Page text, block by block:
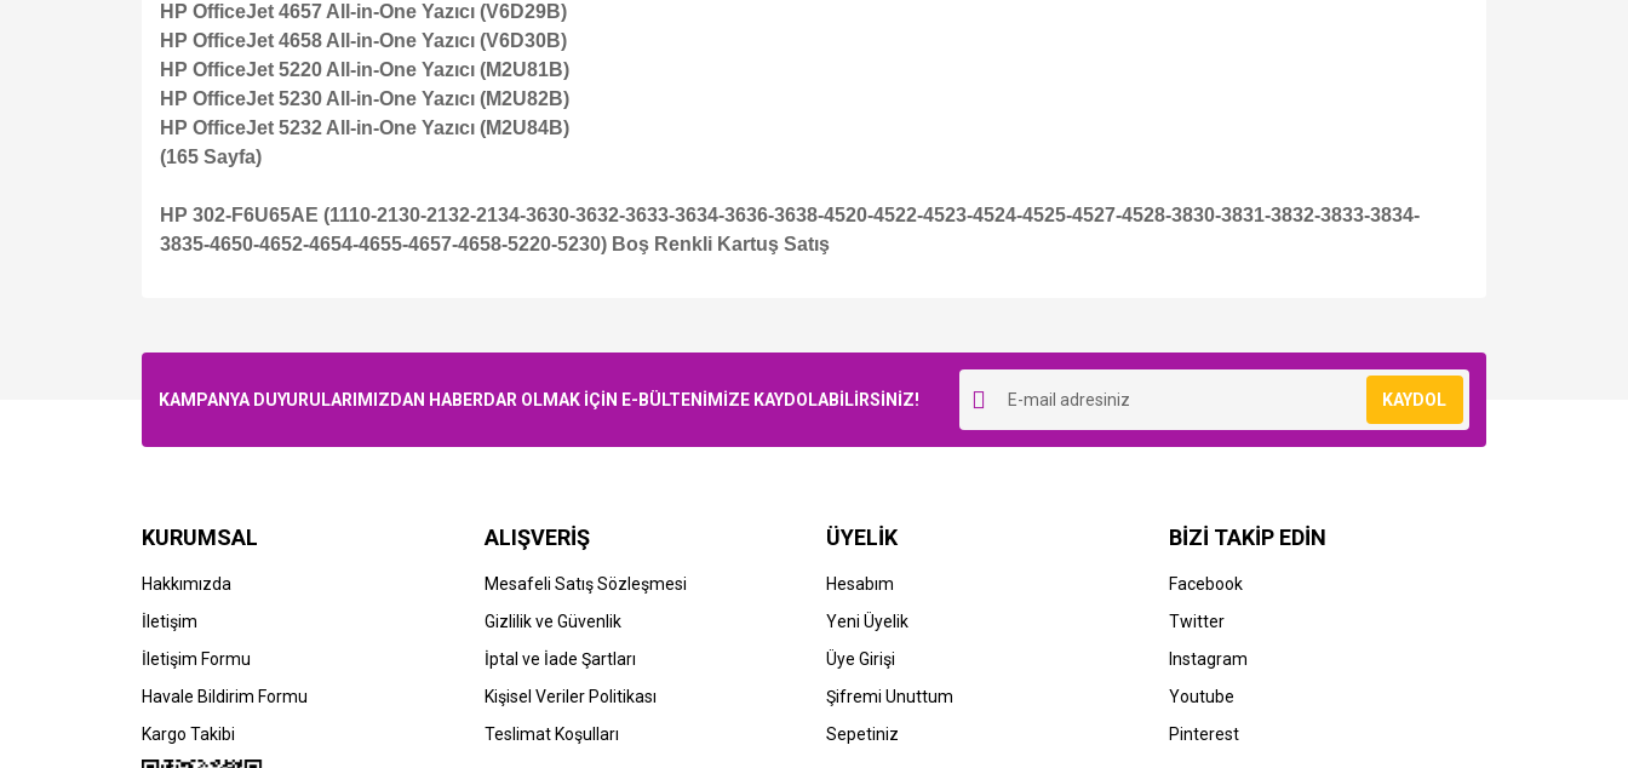
HP OfficeJet 4657 All-in-One Yazıcı (V6D29B)
HP OfficeJet 4658 All-in-One Yazıcı (V6D30B)
HP OfficeJet 5220 All-in-One Yazıcı (M2U81B)
HP OfficeJet 5230 All-in-One Yazıcı (M2U82B)
HP OfficeJet 5232 All-in-One Yazıcı (M2U84B)
(165 Sayfa)
HP 302-F6U65AE (1110-2130-2132-2134-3630-3632-3633-3634-3636-3638-4520-4522-4523-4524-4525-4527-4528-3830-3831-3832-3833-3834-
3835-4650-4652-4654-4655-4657-4658-5220-5230) Boş Renkli Kartuş Satış
KAMPANYA DUYURULARIMIZDAN HABERDAR OLMAK İÇİN E-BÜLTENİMİZE KAYDOLABİLİRSİNİZ! KAYDOL
KURUMSAL
Hakkımızda
İletişim
İletişim Formu
Havale Bildirim Formu
Kargo Takibi
ALIŞVERİŞ
Mesafeli Satış Sözleşmesi
Gizlilik ve Güvenlik
İptal ve İade Şartları
Kişisel Veriler Politikası
Teslimat Koşulları
ÜYELİK
Hesabım
Yeni Üyelik
Üye Girişi
Şifremi Unuttum
Sepetiniz
BİZİ TAKİP EDİN
Facebook
Twitter
Instagram
Youtube
Pinterest